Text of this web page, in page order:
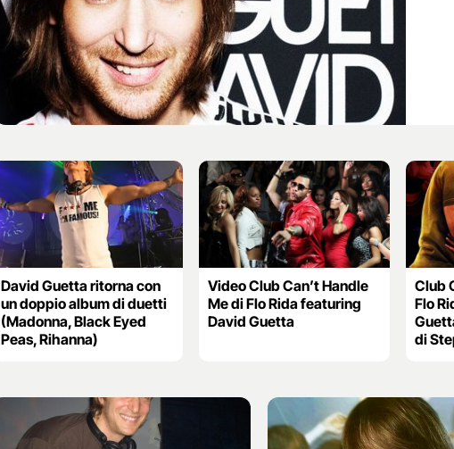
David Guetta ritorna con
un doppio album di duetti
(Madonna, Black Eyed
Peas, Rihanna)
Video Club Can’t Handle
Me di Flo Rida featuring
David Guetta
Club
Flo
di